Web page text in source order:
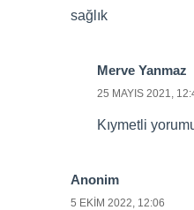
sağlık
Merve Yanmaz
25 MAYIS 2021,
Kıymetli
Anonim
5 EKIM 2022, 12:06